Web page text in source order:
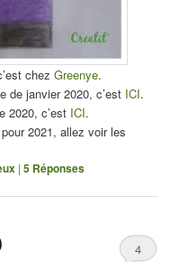
chezGreenye.
de janvier 2020, c’est ICI.
2020, c’est ICI.
2021, allez voir les
|5 Réponses
4